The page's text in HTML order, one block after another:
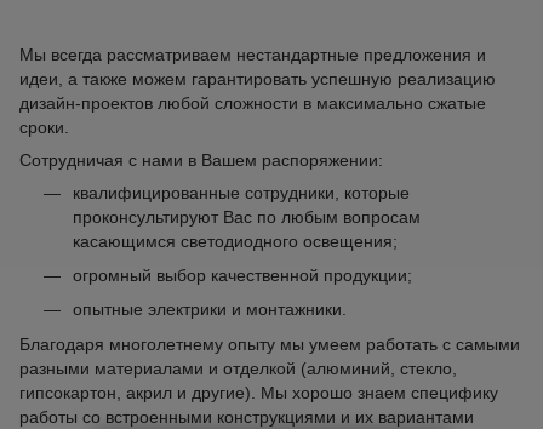
Мы всегда рассматриваем нестандартные предложения и
идеи, а также можем гарантировать успешную реализацию
дизайн-проектов любой сложности в максимально сжатые
сроки.
Сотрудничая с нами в Вашем распоряжении:
квалифицированные сотрудники, которые
проконсультируют Вас по любым вопросам
касающимся светодиодного освещения;
огромный выбор качественной продукции;
опытные электрики и монтажники.
Благодаря многолетнему опыту мы умеем работать с самыми
разными материалами и отделкой (алюминий, стекло,
гипсокартон, акрил и другие). Мы хорошо знаем специфику
работы со встроенными конструкциями и их вариантами